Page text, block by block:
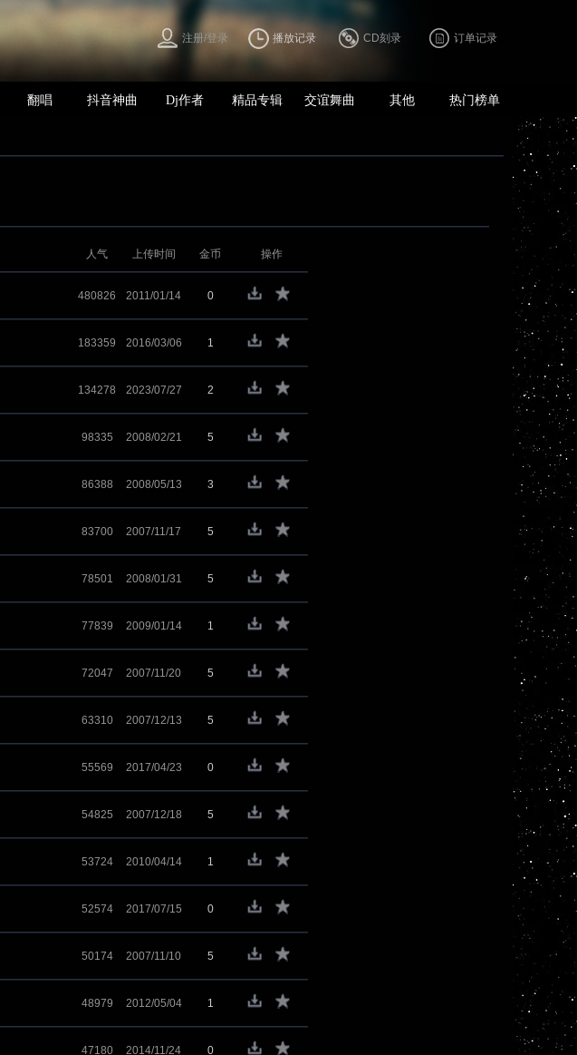
注册/登录 播放记录 CD刻录 订单记录
翻唱 抖音神曲 Dj作者 精品专辑 交谊舞曲 其他 热门榜单
人气 上传时间 金币 操作
480826 2011/01/14 0
183359 2016/03/06 1
134278 2023/07/27 2
98335 2008/02/21 5
86388 2008/05/13 3
83700 2007/11/17 5
78501 2008/01/31 5
77839 2009/01/14 1
72047 2007/11/20 5
63310 2007/12/13 5
55569 2017/04/23 0
54825 2007/12/18 5
53724 2010/04/14 1
52574 2017/07/15 0
50174 2007/11/10 5
48979 2012/05/04 1
47180 2014/11/24 0